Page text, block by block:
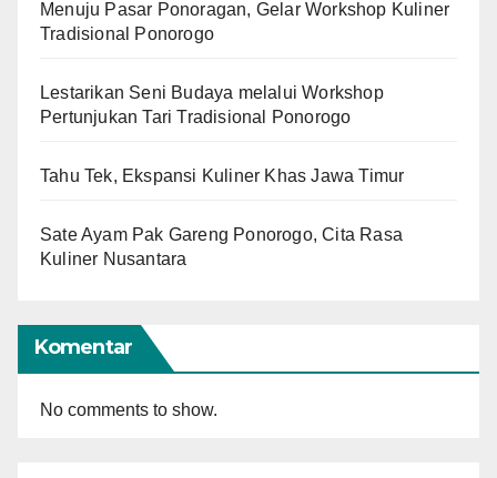
Menuju Pasar Ponoragan, Gelar Workshop Kuliner
Tradisional Ponorogo
Lestarikan Seni Budaya melalui Workshop
Pertunjukan Tari Tradisional Ponorogo
Tahu Tek, Ekspansi Kuliner Khas Jawa Timur
Sate Ayam Pak Gareng Ponorogo, Cita Rasa
Kuliner Nusantara
Komentar
No comments to show.